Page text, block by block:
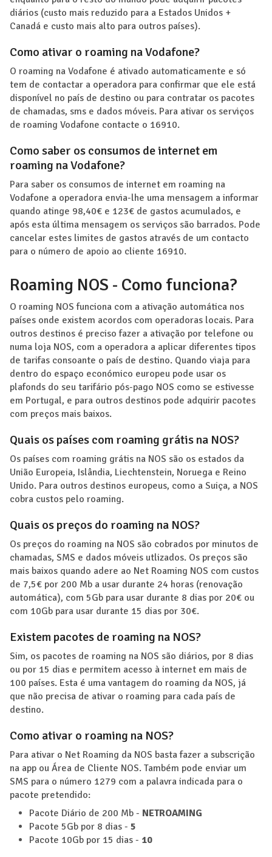
diários (custo mais reduzido para a Estados Unidos +
Canadá e custo mais alto para outros países).
Como ativar o roaming na Vodafone?
O roaming na Vodafone é ativado automaticamente e só
tem de contactar a operadora para confirmar que ele está
disponível no país de destino ou para contratar os pacotes
de chamadas, sms e dados móveis. Para ativar os serviços
de roaming Vodafone contacte o 16910.
Como saber os consumos de internet em
roaming na Vodafone?
Para saber os consumos de internet em roaming na
Vodafone a operadora envia-lhe uma mensagem a informar
quando atinge 98,40€ e 123€ de gastos acumulados, e
após esta última mensagem os serviços são barrados. Pode
cancelar estes limites de gastos através de um contacto
para o número de apoio ao cliente 16910.
Roaming NOS - Como funciona?
O roaming NOS funciona com a ativação automática nos
países onde existem acordos com operadoras locais. Para
outros destinos é preciso fazer a ativação por telefone ou
numa loja NOS, com a operadora a aplicar diferentes tipos
de tarifas consoante o país de destino. Quando viaja para
dentro do espaço económico europeu pode usar os
plafonds do seu tarifário pós-pago NOS como se estivesse
em Portugal, e para outros destinos pode adquirir pacotes
com preços mais baixos.
Quais os países com roaming grátis na NOS?
Os países com roaming grátis na NOS são os estados da
União Europeia, Islândia, Liechtenstein, Noruega e Reino
Unido. Para outros destinos europeus, como a Suiça, a NOS
cobra custos pelo roaming.
Quais os preços do roaming na NOS?
Os preços do roaming na NOS são cobrados por minutos de
chamadas, SMS e dados móveis utlizados. Os preços são
mais baixos quando adere ao Net Roaming NOS com custos
de 7,5€ por 200 Mb a usar durante 24 horas (renovação
automática), com 5Gb para usar durante 8 dias por 20€ ou
com 10Gb para usar durante 15 dias por 30€.
Existem pacotes de roaming na NOS?
Sim, os pacotes de roaming na NOS são diários, por 8 dias
ou por 15 dias e permitem acesso à internet em mais de
100 países. Esta é uma vantagem do roaming da NOS, já
que não precisa de ativar o roaming para cada país de
destino.
Como ativar o roaming na NOS?
Para ativar o Net Roaming da NOS basta fazer a subscrição
na app ou Área de Cliente NOS. Também pode enviar um
SMS para o número 1279 com a palavra indicada para o
pacote pretendido:
Pacote Diário de 200 Mb - NETROAMING
Pacote 5Gb por 8 dias - 5
Pacote 10Gb por 15 dias - 10